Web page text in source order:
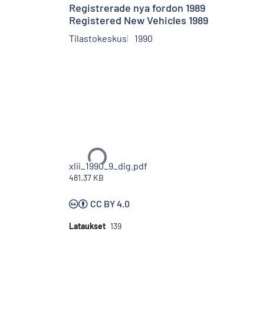
Registrerade nya fordon 1989
Registered New Vehicles 1989
Tilastokeskus 1990
Ladataan...
xlii_1990_9_dig.pdf
481.37 KB
CC BY 4.0
Lataukset 139